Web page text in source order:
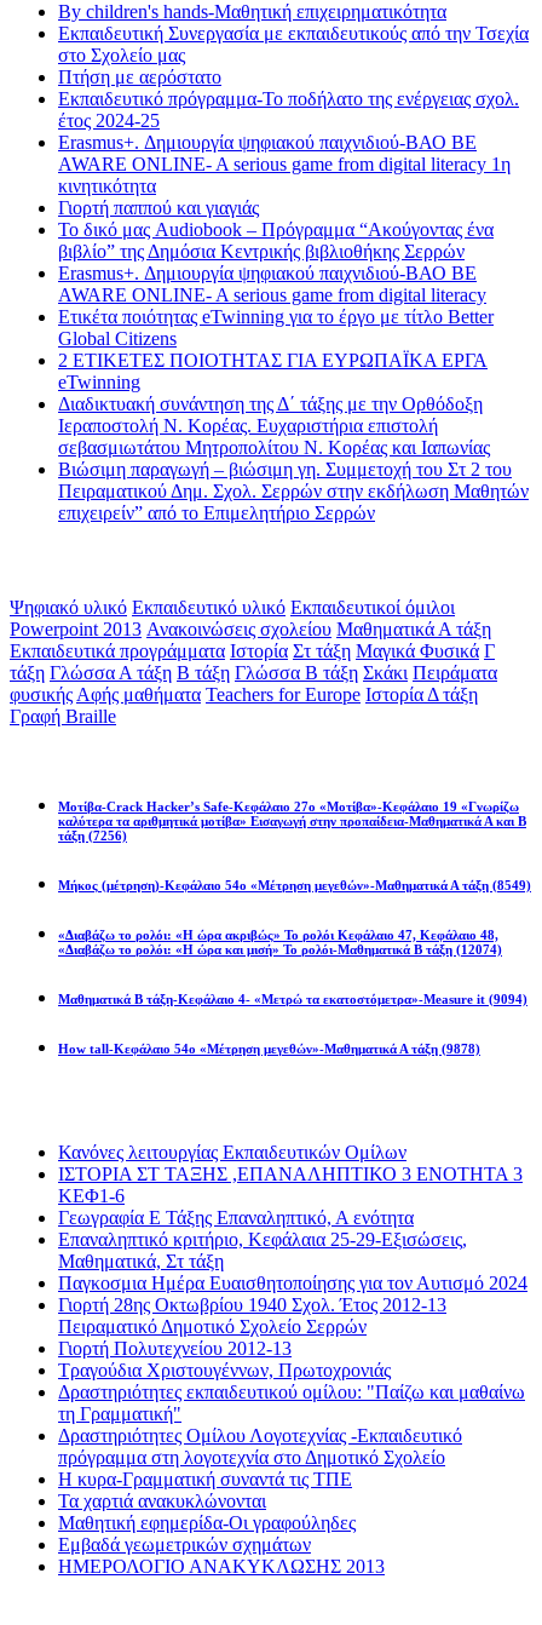
By children's hands-Μαθητική επιχειρηματικότητα
Εκπαιδευτική Συνεργασία με εκπαιδευτικούς από την Τσεχία
στο Σχολείο μας
Πτήση με αερόστατο
Εκπαιδευτικό πρόγραμμα-Το ποδήλατο της ενέργειας σχολ.
έτος 2024-25
Erasmus+. Δημιουργία ψηφιακού παιχνιδιού-ΒΑΟ BE
AWARE ONLINE- A serious game from digital literacy 1η
κινητικότητα
Γιορτή παππού και γιαγιάς
Το δικό μας Audiobook – Πρόγραμμα “Ακούγοντας ένα
βιβλίο” της Δημόσια Κεντρικής βιβλιοθήκης Σερρών
Erasmus+. Δημιουργία ψηφιακού παιχνιδιού-ΒΑΟ BE
AWARE ONLINE- A serious game from digital literacy
Ετικέτα ποιότητας eTwinning για το έργο με τίτλο Better
Global Citizens
2 ΕΤΙΚΕΤΕΣ ΠΟΙΟΤΗΤΑΣ ΓΙΑ ΕΥΡΩΠΑΪΚΑ ΕΡΓΑ
eTwinning
Διαδικτυακή συνάντηση της Δ΄ τάξης με την Ορθόδοξη
Ιεραποστολή Ν. Κορέας. Ευχαριστήρια επιστολή
σεβασμιωτάτου Μητροπολίτου Ν. Κορέας και Ιαπωνίας
Βιώσιμη παραγωγή – βιώσιμη γη. Συμμετοχή του Στ 2 του
Πειραματικού Δημ. Σχολ. Σερρών στην εκδήλωση Μαθητών
επιχειρείν” από το Επιμελητήριο Σερρών
Ψηφιακό υλικό Εκπαιδευτικό υλικό Εκπαιδευτικοί όμιλοι
Powerpoint 2013 Ανακοινώσεις σχολείου Μαθηματικά Α τάξη
Εκπαιδευτικά προγράμματα Ιστορία Στ τάξη Μαγικά Φυσικά Γ
τάξη Γλώσσα Α τάξη Β τάξη Γλώσσα Β τάξη Σκάκι Πειράματα
φυσικής Αφής μαθήματα Teachers for Europe Ιστορία Δ τάξη
Γραφή Braille
Μοτίβα-Crack Hacker’s Safe-Κεφάλαιο 27ο «Μοτίβα»-Κεφάλαιο 19 «Γνωρίζω
καλύτερα τα αριθμητικά μοτίβα» Εισαγωγή στην προπαίδεια-Μαθηματικά Α και Β
τάξη (7256)
Μήκος (μέτρηση)-Κεφάλαιο 54ο «Μέτρηση μεγεθών»-Μαθηματικά Α τάξη (8549)
«Διαβάζω το ρολόι: «Η ώρα ακριβώς» Το ρολόι Κεφάλαιο 47, Κεφάλαιο 48,
«Διαβάζω το ρολόι: «Η ώρα και μισή» Το ρολόι-Μαθηματικά Β τάξη (12074)
Μαθηματικά Β τάξη-Κεφάλαιο 4- «Μετρώ τα εκατοστόμετρα»-Measure it (9094)
How tall-Κεφάλαιο 54ο «Μέτρηση μεγεθών»-Μαθηματικά Α τάξη (9878)
Κανόνες λειτουργίας Εκπαιδευτικών Ομίλων
ΙΣΤΟΡΙΑ ΣΤ ΤΑΞΗΣ ,ΕΠΑΝΑΛΗΠΤΙΚΟ 3 ΕΝΟΤΗΤΑ 3
ΚΕΦ1-6
Γεωγραφία Ε Τάξης Επαναληπτικό, Α ενότητα
Επαναληπτικό κριτήριο, Κεφάλαια 25-29-Εξισώσεις,
Μαθηματικά, Στ τάξη
Παγκοσμια Ημέρα Ευαισθητοποίησης για τον Αυτισμό 2024
Γιορτή 28ης Οκτωβρίου 1940 Σχολ. Έτος 2012-13
Πειραματικό Δημοτικό Σχολείο Σερρών
Γιορτή Πολυτεχνείου 2012-13
Τραγούδια Χριστουγέννων, Πρωτοχρονιάς
Δραστηριότητες εκπαιδευτικού ομίλου: "Παίζω και μαθαίνω
τη Γραμματική"
Δραστηριότητες Ομίλου Λογοτεχνίας -Εκπαιδευτικό
πρόγραμμα στη λογοτεχνία στο Δημοτικό Σχολείο
Η κυρα-Γραμματική συναντά τις ΤΠΕ
Τα χαρτιά ανακυκλώνονται
Μαθητική εφημερίδα-Οι γραφούληδες
Εμβαδά γεωμετρικών σχημάτων
ΗΜΕΡΟΛΟΓΙΟ ΑΝΑΚΥΚΛΩΣΗΣ 2013